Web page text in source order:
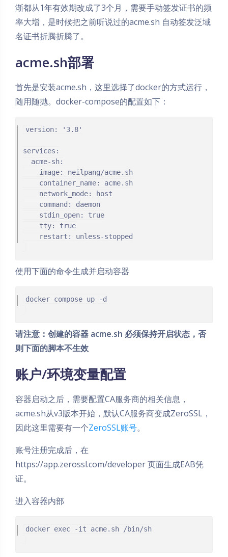
渐都从1年有效期改成了3个月，需要手动签发证书的频
率大增，是时候把之前听说过的acme.sh 自动签发泛域
名证书折腾折腾了。
acme.sh部署
首先是安装acme.sh，这里选择了docker的方式运行，
随用随抛。docker-compose的配置如下：
version: '3.8'
services:
  acme-sh:
    image: neilpang/acme.sh
    container_name: acme.sh
    network_mode: host
    command: daemon
    stdin_open: true
    tty: true
使用下面的命令生成并启动容器
请注意：创建的容器 acme.sh 必须保持开启状态，否
则下面的脚本不生效
账户/环境变量配置
容器启动之后，需要配置CA服务商的相关信息，
acme.sh从v3版本开始，默认CA服务商变成ZeroSSL，
因此这里需要有一个ZeroSSL账号。
账号注册完成后，在
https://app.zerossl.com/developer 页面生成EAB凭
证。
进入容器内部